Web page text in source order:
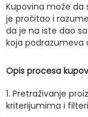
Kupovina može da
je pročitao i
da je na iste dao
koja podrazumeva
Opis procesa
1. Pretraživanje
kriterijumima i